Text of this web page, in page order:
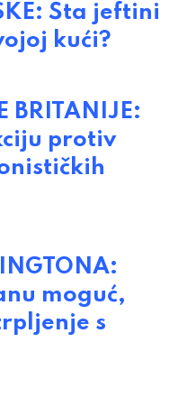
Šta jeftini
kući?
BRITANIJE:
protiv
moguć,
s